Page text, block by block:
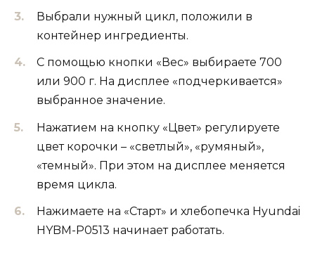
Выбрали нужный цикл, положили в
контейнер ингредиенты.
С помощью кнопки «Вес» выбираете 700
или 900 г. На дисплее «подчеркивается»
выбранное значение.
Нажатием на кнопку «Цвет» регулируете
цвет корочки – «светлый», «румяный»,
«темный». При этом на дисплее меняется
время цикла.
Нажимаете на «Старт» и хлебопечка Hyundai
HYBM-P0513 начинает работать.